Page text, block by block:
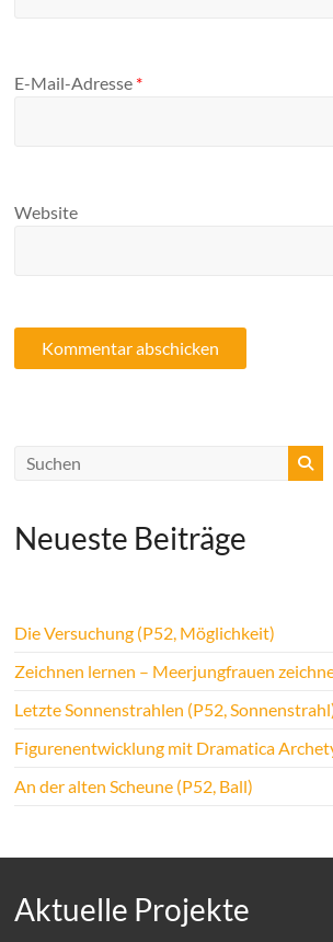
E-Mail-Adresse *
Website
Neueste Beiträge
Die Versuchung (P52, Möglichkeit)
Zeichnen lernen – Meerjungfrauen
Letzte Sonnenstrahlen (P52,
Figurenentwicklung mit Dramatica
An der alten Scheune (P52, Ball)
Aktuelle Projekte